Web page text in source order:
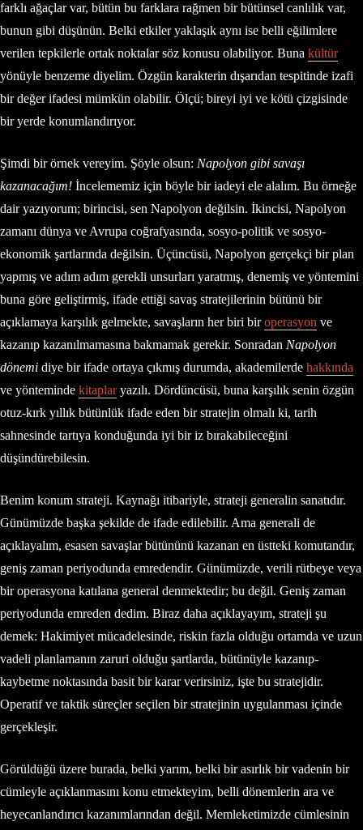
farklı ağaçlar var, bütün bu farklara rağmen bir bütünsel canlılık var,
bunun gibi düşünün. Belki etkiler yaklaşık aynı ise belli eğilimlere
verilen tepkilerle ortak noktalar söz konusu olabiliyor. Buna kültür
yönüyle benzeme diyelim. Özgün karakterin dışarıdan tespitinde izafi
bir değer ifadesi mümkün olabilir. Ölçü; bireyi iyi ve kötü çizgisinde
bir yerde konumlandırıyor.
Şimdi bir örnek vereyim. Şöyle olsun: Napolyon gibi savaşı
kazanacağım! İncelememiz için böyle bir iadeyi ele alalım. Bu örneğe
dair yazıyorum; birincisi, sen Napolyon değilsin. İkincisi, Napolyon
zamanı dünya ve Avrupa coğrafyasında, sosyo-politik ve sosyo-
ekonomik şartlarında değilsin. Üçüncüsü, Napolyon gerçekçi bir plan
yapmış ve adım adım gerekli unsurları yaratmış, denemiş ve yöntemini
buna göre geliştirmiş, ifade ettiği savaş stratejilerinin bütünü bir
açıklamaya karşılık gelmekte, savaşların her biri biroperasyon ve
kazanıp kazanılmamasına bakmamak gerekir. Sonradan Napolyon
dönemi diye bir ifade ortaya çıkmış durumda, akademilerde hakkında
ve yönteminde kitaplaryazılı. Dördüncüsü, buna karşılık senin özgün
otuz-kırk yıllık bütünlük ifade eden bir stratejin olmalı ki, tarih
sahnesinde tartıya konduğunda iyi bir iz bırakabileceğini
düşündürebilesin.
Benim konum strateji. Kaynağı itibariyle, strateji generalin sanatıdır.
Günümüzde başka şekilde de ifade edilebilir. Ama generali de
açıklayalım, esasen savaşlar bütününü kazanan en üstteki komutandır,
geniş zaman periyodunda emredendir. Günümüzde, verili rütbeye veya
bir operasyona katılana general denmektedir; bu değil. Geniş zaman
periyodunda emreden dedim. Biraz daha açıklayayım, strateji şu
demek: Hakimiyet mücadelesinde, riskin fazla olduğu ortamda ve uzun
vadeli planlamanın zaruri olduğu şartlarda, bütünüyle kazanıp-
kaybetme noktasında basit bir karar verirsiniz, işte bu stratejidir.
Operatif ve taktik süreçler seçilen bir stratejinin uygulanması içinde
gerçekleşir.
Görüldüğü üzere burada, belki yarım, belki bir asırlık bir vadenin bir
cümleyle açıklanmasını konu etmekteyim, belli dönemlerin ara ve
heyecanlandırıcı kazanımlarından değil. Memleketimizde cümlesinin